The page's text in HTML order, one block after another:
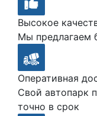
Высокое
Мы предлагаем
Оперативная
Свой автопарк
точно в срок